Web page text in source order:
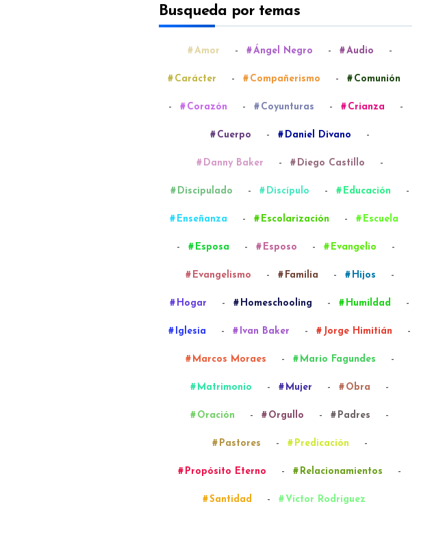
Busqueda por temas
Amor - Ángel Negro - Audio -
Carácter - Compañerismo - Comunión
- Corazón - Coyunturas - Crianza -
Cuerpo - Daniel Divano -
Danny Baker - Diego Castillo -
Discipulado - Discípulo - Educación -
Enseñanza - Escolarización - Escuela
- Esposa - Esposo - Evangelio -
Evangelismo - Familia - Hijos -
Hogar - Homeschooling - Humildad -
Iglesia - Ivan Baker - Jorge Himitián -
Marcos Moraes - Mario Fagundes -
Matrimonio - Mujer - Obra -
Oración - Orgullo - Padres -
Pastores - Predicación -
Propósito Eterno - Relacionamientos -
Santidad - Víctor Rodríguez